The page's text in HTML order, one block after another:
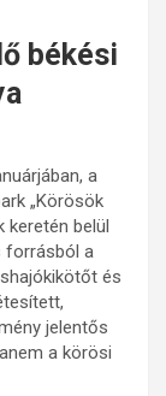
békési
a
„Körösök
keretén belül
forrásból a
és
jelentős
a körösi